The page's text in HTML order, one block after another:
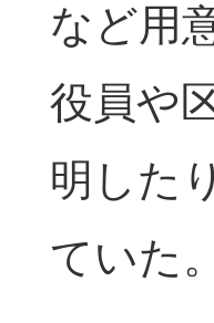
など用
役員や
明した
ていた。